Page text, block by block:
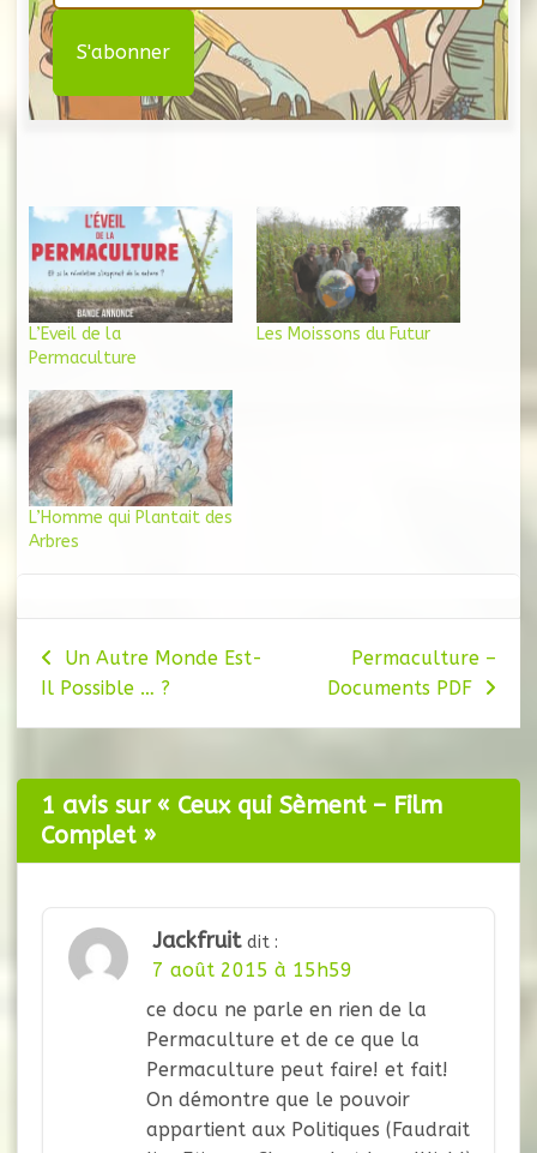
L’Eveil de la
Permaculture
Les Moissons du Futur
L’Homme qui Plantait des
Arbres
Navigation
de
l’article
Un Autre Monde Est-
Il Possible … ?
Permaculture –
Documents PDF
1 avis sur « Ceux qui Sèment – Film
Complet»
Jackfruit dit :
7 août 2015 à 15h59
ce docu ne parle en rien de la
Permaculture et de ce que la
Permaculture peut faire! et fait!
On démontre que le pouvoir
appartient aux Politiques (Faudrait